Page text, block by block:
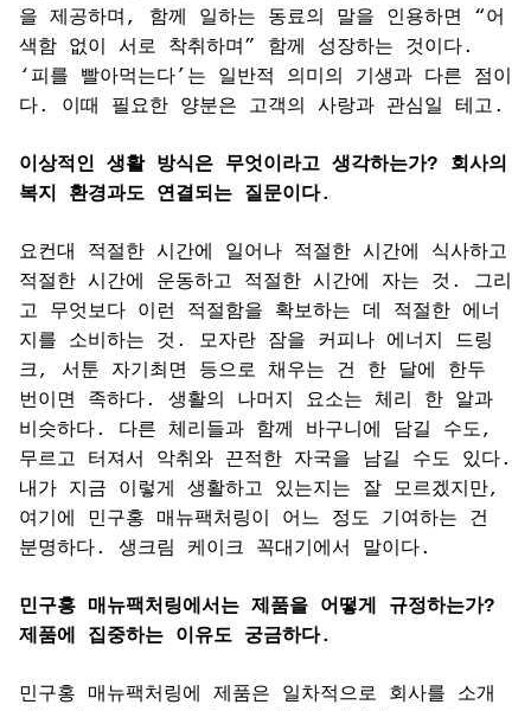
을 제공하며, 함께 일하는 동료의 말을 인용하면 “어
색함 없이 서로 착취하며” 함께 성장하는 것이다.
‘피를 빨아먹는다’는 일반적 의미의 기생과 다른 점이
다. 이때 필요한 양분은 고객의 사랑과 관심일 테고.
이상적인 생활 방식은 무엇이라고 생각하는가? 회사의
복지 환경과도 연결되는 질문이다.
요컨대 적절한 시간에 일어나 적절한 시간에 식사하고
적절한 시간에 운동하고 적절한 시간에 자는 것. 그리
고 무엇보다 이런 적절함을 확보하는 데 적절한 에너
지를 소비하는 것. 모자란 잠을 커피나 에너지 드링
크, 서툰 자기최면 등으로 채우는 건 한 달에 한두
번이면 족하다. 생활의 나머지 요소는 체리 한 알과
비슷하다. 다른 체리들과 함께 바구니에 담길 수도,
무르고 터져서 악취와 끈적한 자국을 남길 수도 있다.
내가 지금 이렇게 생활하고 있는지는 잘 모르겠지만,
여기에 민구홍 매뉴팩처링이 어느 정도 기여하는 건
분명하다. 생크림 케이크 꼭대기에서 말이다.
민구홍 매뉴팩처링에서는 제품을 어떻게 규정하는가?
제품에 집중하는 이유도 궁금하다.
민구홍 매뉴팩처링에 제품은 일차적으로 회사를 소개